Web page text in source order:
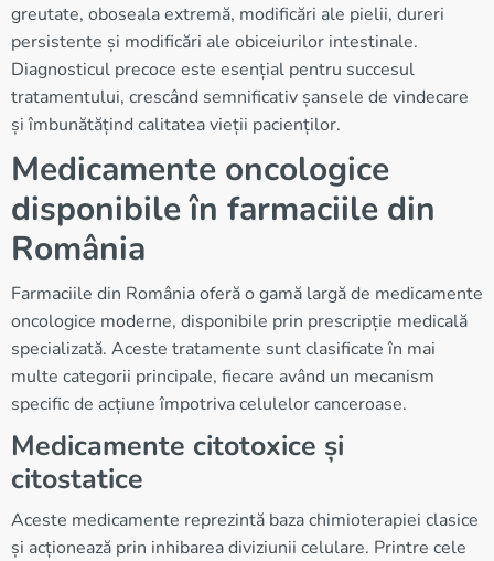
greutate, oboseala extremă, modificări ale pielii, dureri
persistente și modificări ale obiceiurilor intestinale.
Diagnosticul precoce este esențial pentru succesul
tratamentului, crescând semnificativ șansele de vindecare
și îmbunătățind calitatea vieții pacienților.
Medicamente oncologice
disponibile în farmaciile din
România
Farmaciile din România oferă o gamă largă de medicamente
oncologice moderne, disponibile prin prescripție medicală
specializată. Aceste tratamente sunt clasificate în mai
multe categorii principale, fiecare având un mecanism
specific de acțiune împotriva celulelor canceroase.
Medicamente citotoxice și
citostatice
Aceste medicamente reprezintă baza chimioterapiei clasice
și acționează prin inhibarea diviziunii celulare. Printre cele